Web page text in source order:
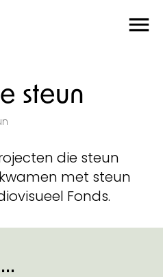
steun
die steun
met steun
Fonds.